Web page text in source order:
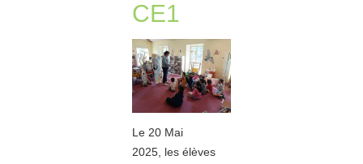
CE1
Le 20 Mai
2025, les élèves